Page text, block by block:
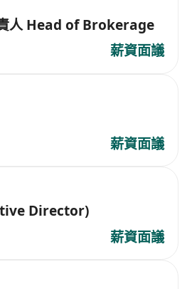
證券經紀業務負責人 Head of Brokerage
薪資面議
薪資面議
Director)
薪資面議